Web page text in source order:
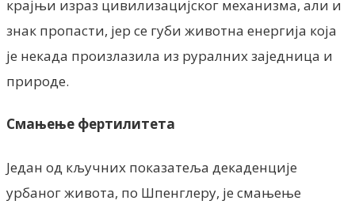
крајњи израз цивилизацијског механизма, али и
знак пропасти, јер се губи животна енергија која
је некада произлазила из руралних заједница и
природе.
Смањење фертилитета
Један од кључних показатеља декаденције
урбаног живота, по Шпенглеру, је смањење